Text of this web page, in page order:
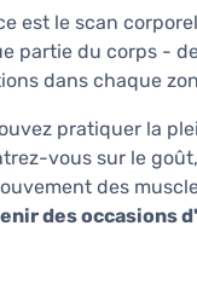
est le scan
partie du corps -
dans chaque
pratiquer la
vous sur le
des
des occasions